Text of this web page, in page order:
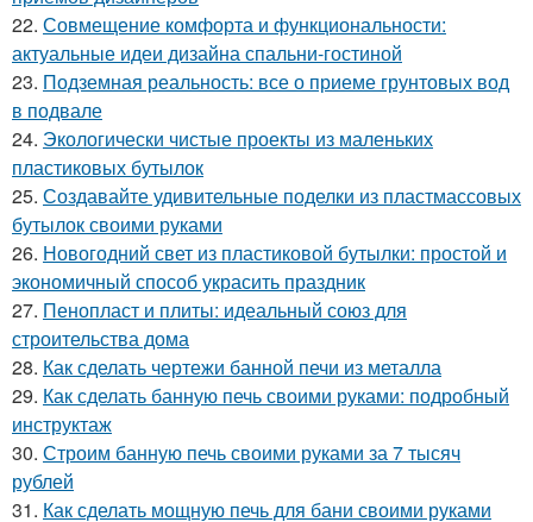
22. Совмещение комфорта и функциональности:
актуальные идеи дизайна спальни-гостиной
23. Подземная реальность: все о приеме грунтовых вод
в подвале
24. Экологически чистые проекты из маленьких
пластиковых бутылок
25. Создавайте удивительные поделки из пластмассовых
бутылок своими руками
26. Новогодний свет из пластиковой бутылки: простой и
экономичный способ украсить праздник
27. Пенопласт и плиты: идеальный союз для
строительства дома
28. Как сделать чертежи банной печи из металла
29. Как сделать банную печь своими руками: подробный
инструктаж
30. Строим банную печь своими руками за 7 тысяч
рублей
31. Как сделать мощную печь для бани своими руками